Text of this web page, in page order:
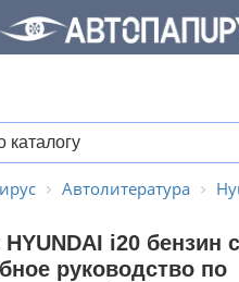
Автолитература
HYUNDAI i20 бензин
руководство по